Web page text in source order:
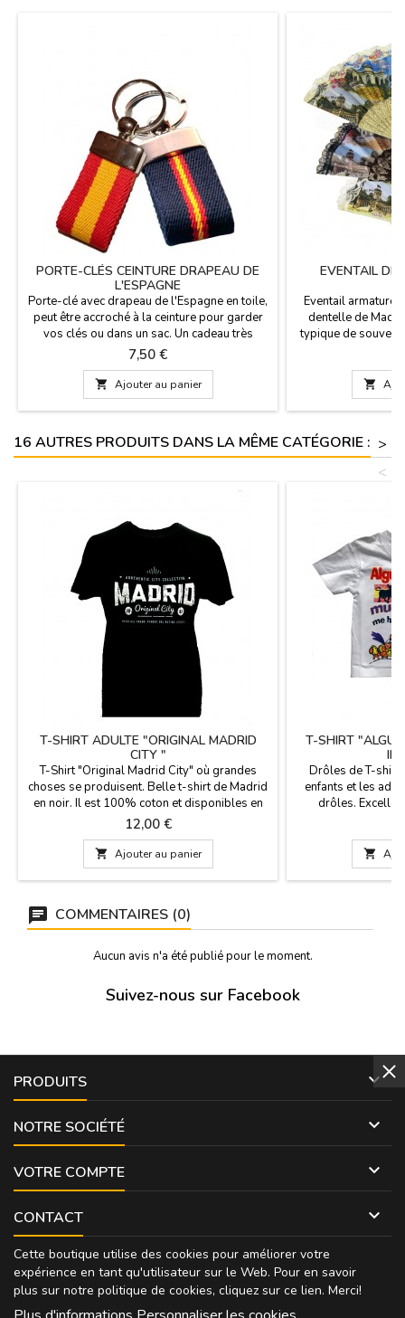
PORTE-CLÉS CEINTURE DRAPEAU DE
L'ESPAGNE
Porte-clé avec drapeau de l'Espagne en toile,
peut être accroché à la ceinture pour garder
vos clés ou dans un sac. Un cadeau très
pratique et disponibles en différentes
couleurs. Fabriqué en Espagne.Taille: 7 cm x 3
cm
Prix
7,50 €
 Ajouter au panier
EVENTAIL
Eventail armature
dentelle de
typique de
motifs.
Médiane

16 AUTRES PRODUITS DANS LA MÊME CATÉGORIE : >
<
T-SHIRT ADULTE "ORIGINAL MADRID
CITY "
T-Shirt "Original Madrid City" où grandes
choses se produisent. Belle t-shirt de Madrid
en noir. Il est 100% coton et disponibles en
différentes tailles, (S,M,L,XL,XXL).
Prix
12,00 €
 Ajouter au panier
T-SHIRT
Drôles de T-
enfants et les
drôles.

COMMENTAIRES (0)
Aucun avis n'a été publié pour le moment.
Suivez-nous sur Facebook
PRODUITS 
NOTRE SOCIÉTÉ 
VOTRE COMPTE 
CONTACT 
Cette boutique utilise des cookies pour améliorer votre
expérience en tant qu'utilisateur sur le Web. Pour en savoir
plus sur notre politique de cookies, cliquez sur ce lien. Merci!